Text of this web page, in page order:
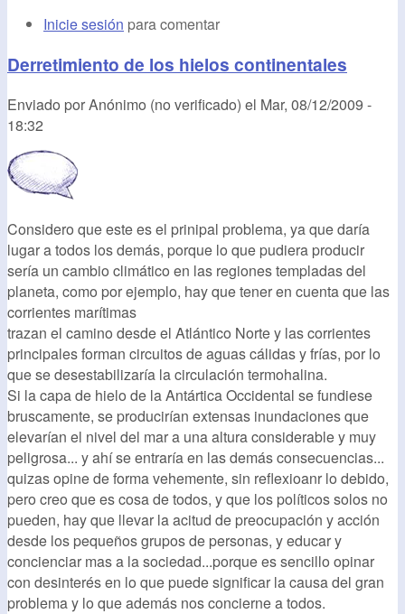
Inicie sesión para comentar
Derretimiento de los hielos continentales
Enviado porAnónimo (no verificado) el Mar, 08/12/2009 -
18:32
Considero que este es el prinipal problema, ya que daría
lugar a todos los demás, porque lo que pudiera producir
sería un cambio climático en las regiones templadas del
planeta, como por ejemplo, hay que tener en cuenta que las
corrientes marítimas
trazan el camino desde el Atlántico Norte y las corrientes
principales forman circuitos de aguas cálidas y frías, por lo
que se desestabilizaría la circulación termohalina.
Si la capa de hielo de la Antártica Occidental se fundiese
bruscamente, se producirían extensas inundaciones que
elevarían el nivel del mar a una altura considerable y muy
peligrosa... y ahí se entraría en las demás consecuencias...
quizas opine de forma vehemente, sin reflexioanr lo debido,
pero creo que es cosa de todos, y que los políticos solos no
pueden, hay que llevar la acitud de preocupación y acción
desde los pequeños grupos de personas, y educar y
concienciar mas a la sociedad...porque es sencillo opinar
con desinterés en lo que puede significar la causa del gran
problema y lo que además nos concierne a todos.